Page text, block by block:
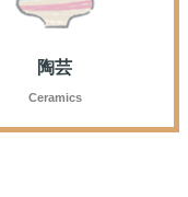
陶芸
Ceramics